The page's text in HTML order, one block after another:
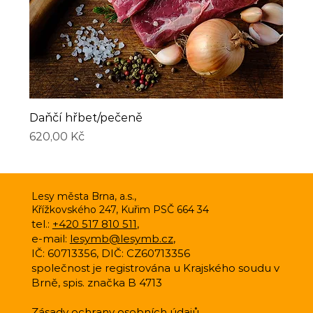
Daňčí hřbet/pečeně
Cena
620,00 Kč
Lesy města Brna, a.s.,
Křížkovského 247, Kuřim PSČ 664 34
tel.: +420 517 810 511,
e-mail: lesymb@lesymb.cz,
IČ: 60713356, DIČ: CZ60713356
společnost je registrována u Krajského soudu v
Brně, spis. značka B 4713